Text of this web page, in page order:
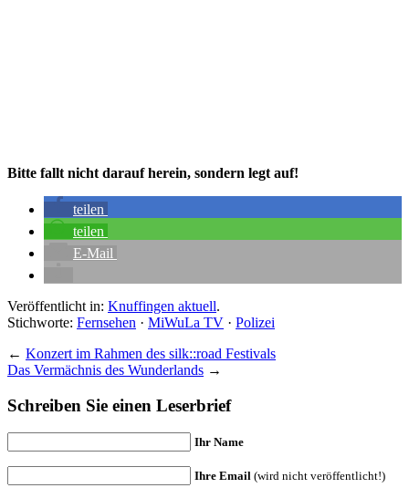
Bitte fallt nicht darauf herein, sondern legt auf!
teilen
teilen
E-Mail
Veröffentlicht in: Knuffingen aktuell.
Stichworte: Fernsehen · MiWuLa TV · Polizei
← Konzert im Rahmen des silk::road Festivals
Das Vermächnis des Wunderlands →
Schreiben Sie einen Leserbrief
Ihr Name
Ihre Email (wird nicht veröffentlicht!)